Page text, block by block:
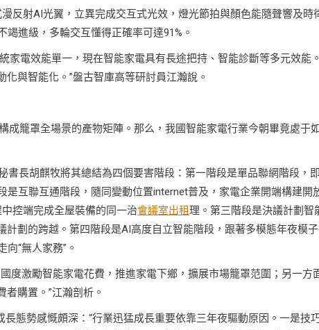
反射AI光翼，立異完成交互式光效，燈光節拍與顏色能隨聲響及時
進級，多輪交互懂得正確率可達91%。
家電效能單一，現在智能家電具有長途把持、智能診斷等多元效能。
與智能化。”盤古智庫高等研討員江瀚說。
成籠罩全場景的產物矩陣。那么，我國智能家電行業今朝畢竟處于
長胡麒牧將其總結為四個要害階段：第一階段是單品聯網階段，即
互聯互通階段，隨同變動位置internet普及，家電企業開端構建開
控端完成全屋裝備的同一治會議室出租理。第三階段是決議計劃智
劃的跨越。第四階段是AI高度自立智能階段，跟著多模態年夜模
“無人家務”。
度激勵智能家電花費，推進家電下鄉，擴展市場籠罩范圍；另一方
購置。”江瀚剖析。
態勢感慨頗深：“行業迅猛成長重要依靠三年夜驅動原因。一是技